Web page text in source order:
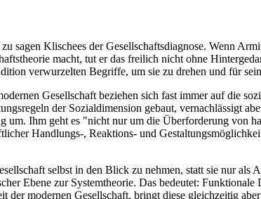
Klischees der Gesellschaftsdiagnose. Wenn
macht, tut er das freilich nicht ohne
verwurzelten Begriffe, um sie zu drehen und für
Gesellschaft beziehen sich fast immer auf die
der Sozialdimension gebaut, vernachlässigt
Ihm geht es "nicht nur um die Überforderung von
Handlungs-, Reaktions- und
selbst in den Blick zu nehmen, statt sie nur als
Ebene zur Systemtheorie. Das bedeutet:
modernen Gesellschaft, bringt diese gleichzeitig